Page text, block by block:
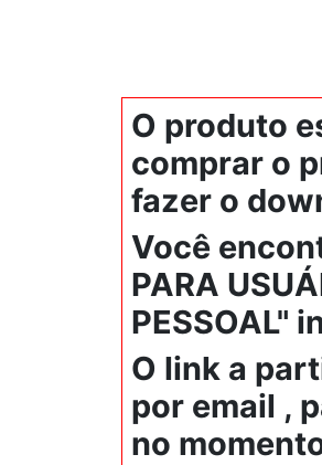
O produto
comprar o
fazer o
Você
PARA
PESSOAL"
O link a
por email ,
no